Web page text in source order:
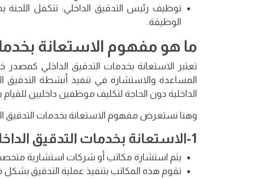
توظيف رئيس التدقيق الداخلي: تتكفل اللجنة
الوظيفة.
ما هو مفهوم الاستعانة
تعتبر الاستعانة بخدمات التدقيق الداخلي
المساعدة والاستشارة في تنفيذ أنشطة التدقيق
الداخلية دون الحاجة لتكليف موظفين داخليين
وهنا نستعرض مفهوم الاستعانة بخدمات
1-الاستعانة بخدمات التدقيق الداخلي كمصدر خارجي:
يتم استشارة مكاتب أو شركات استشارية
تقوم هذه المكاتب بتنفيذ عملية التدقيق بشكل